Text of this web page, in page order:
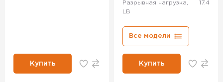
Купить
Разрывная нагрузка,
LB
17.4
Все модели
Купить